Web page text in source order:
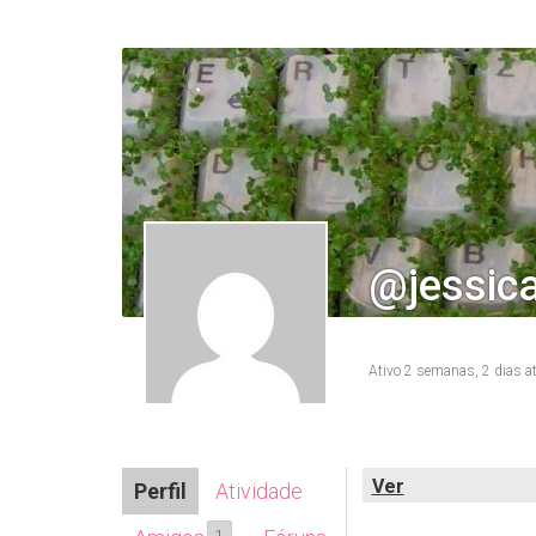
Ativo 2 semanas, 2 dias
Perfil
Atividade
Ver